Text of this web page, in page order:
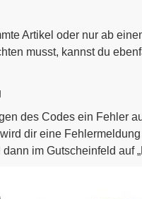
Artikel oder nur ab
musst, kannst du
des Codes ein Fehler
dir eine Fehlermeldung
im Gutscheinfeld auf